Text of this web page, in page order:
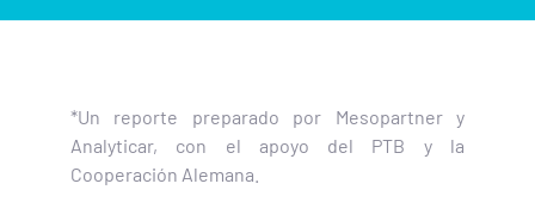
*Un reporte preparado por Mesopartner y
Analyticar, con el apoyo del PTB y la
Cooperación Alemana.